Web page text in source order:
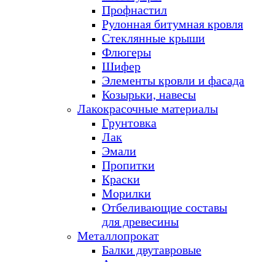
Профнастил
Рулонная битумная кровля
Стеклянные крыши
Флюгеры
Шифер
Элементы кровли и фасада
Козырьки, навесы
Лакокрасочные материалы
Грунтовка
Лак
Эмали
Пропитки
Краски
Морилки
Отбеливающие составы
для древесины
Металлопрокат
Балки двутавровые